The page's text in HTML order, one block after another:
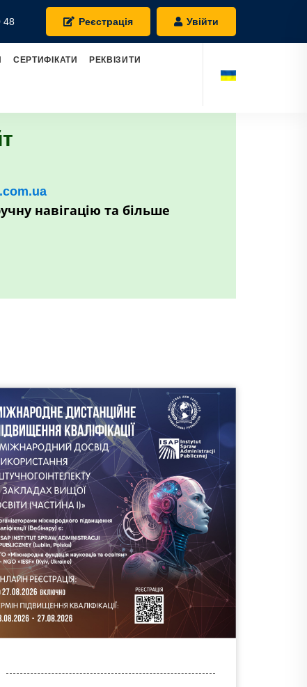
48 Реєстрація Увійти
СЕРТИФІКАТИ РЕКВІЗИТИ
навігацію та більше